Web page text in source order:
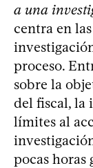
a una
centra en
proceso.
sobre la
del fiscal, la
límites al
pocas horas